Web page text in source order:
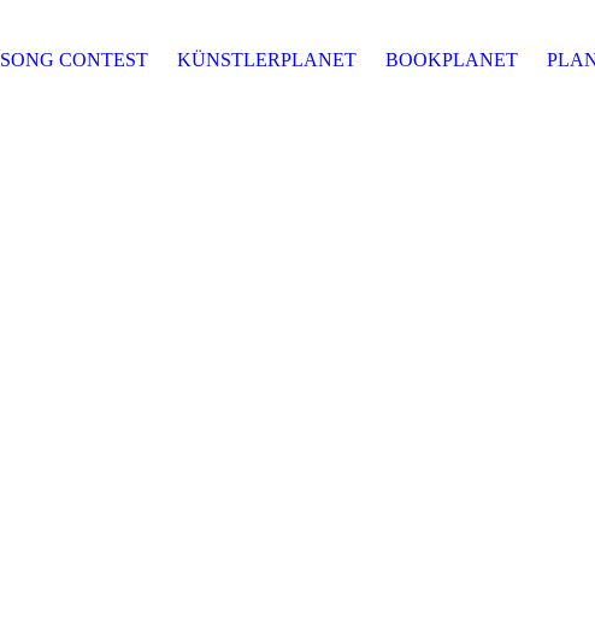
SONG CONTEST KÜNSTLERPLANET BOOKPLANET